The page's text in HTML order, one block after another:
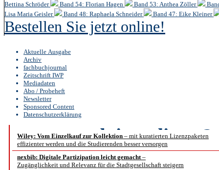
Bettina Schröder
Band 54: Florian Hagen Band 53: Anthea Zöller
Lisa Maria Geisler
Band 48: Raphaela Schneider Band 47: Eike Kleiner
Bestellen Sie jetzt online!
Aktuelle Ausgabe
Archiv
fachbuchjournal
Zeitschrift IWP
Mediadaten
Abo / Probeheft
Newsletter
Sponsored Content
Datenschutzerklärung
Wiley: Vom Einzelkauf zur Kollektion – mit kuratierten Lizenzpaketen
effizienter werden und die Studierenden besser versorgen
nexbib: Digitale Partizipation leicht gemacht–
Zugänglichkeit und Relevanz für die Stadtgesellschaft steigern
b.i.t.online2 /